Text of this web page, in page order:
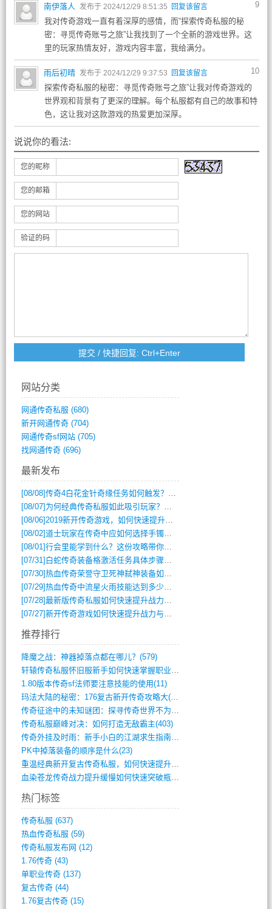
9
南伊落人 发布于 2024/12/29 8:51:35 回复该留言
我对传奇游戏一直有着深厚的感情，而“探索传奇私服的秘
密：寻觅传奇账号之旅”让我找到了一个全新的游戏世界。这
里的玩家热情友好，游戏内容丰富，我给满分。
10
雨后初晴 发布于 2024/12/29 9:37:53 回复该留言
探索传奇私服的秘密：寻觅传奇账号之旅”让我对传奇游戏的
世界观和背景有了更深的理解。每个私服都有自己的故事和特
色，这让我对这款游戏的热爱更加深厚。
说说你的看法:
您的昵称
您的邮箱
您的网站
验证的码
网站分类
网通传奇私服 (680)
新开网通传奇(704)
网通传奇sf网站(705)
找网通传奇(696)
最新发布
[08/08]传奇4白花金针奇缘任务如何触发？完整攻略解析
[08/07] 为何经典传奇私服如此吸引玩家？深度攻略解析
[08/06]2019新开传奇游戏，如何快速提升角色等级？
[08/02]道士玩家在传奇中应如何选择手镯装备？
[08/01]行会里能学到什么？这份攻略带你全掌握
[07/31] 白蛇传奇装备格激活任务具体步骤是什么？如何完成？
[07/30]热血传奇荣誉守卫死神弑神装备如何获取与佩戴攻略？
[07/29]热血传奇中流星火雨技能达到多少级可以开始练装备？
[07/28]最新版传奇私服如何快速提升战力与获取稀有装备？
[07/27]新开传奇游戏如何快速提升战力与获取稀有装备？
推荐排行
降魔之战：神器掉落点都在哪儿？(579)
轩辕传奇私服怀旧服新手如何快速掌握职业选(993)
1.80版本传奇sf法师要注意技能的使用(11)
玛法大陆的秘密：176复古新开传奇攻略大(486)
传奇征途中的未知谜团：探寻传奇世界不为人(595)
传奇私服巅峰对决：如何打造无敌霸主(403)
传奇外挂及时雨：新手小白的江湖求生指南(802)
PK中掉落装备的顺序是什么(23)
重温经典新开复古传奇私服，如何快速提升等(392)
血染苍龙传奇战力提升缓慢如何快速突破瓶颈(654)
热门标签
传奇私服 (637)
热血传奇私服 (59)
传奇私服发布网 (12)
1.76传奇(43)
单职业传奇(137)
复古传奇(44)
1.76复古传奇(15)